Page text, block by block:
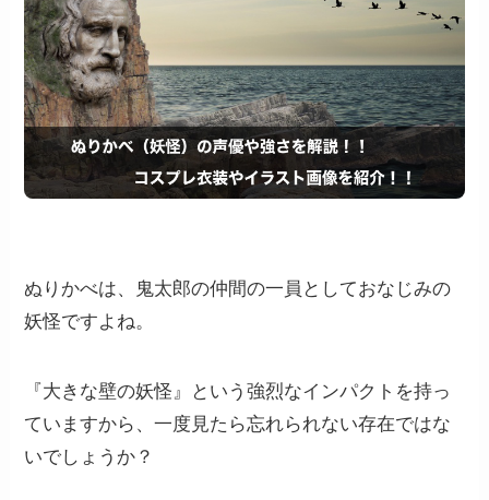
ぬりかべは、鬼太郎の仲間の一員としておなじみの
妖怪ですよね。
『大きな壁の妖怪』という強烈なインパクトを持っ
ていますから、一度見たら忘れられない存在ではな
いでしょうか？